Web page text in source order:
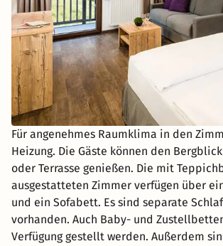
Für angenehmes Raumklima in den
Heizung. Die Gäste können den
oder Terrasse genießen. Die mit
ausgestatteten Zimmer verfügen über
und ein Sofabett. Es sind separate
vorhanden. Auch Baby- und
Verfügung gestellt werden. Außerdem